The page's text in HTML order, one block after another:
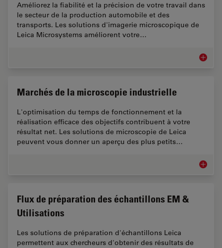
Améliorez la fiabilité et la précision de votre travail dans
le secteur de la production automobile et des
transports. Les solutions d'imagerie microscopique de
Leica Microsystems améliorent votre…
Marchés de la microscopie industrielle
L'optimisation du temps de fonctionnement et la
réalisation efficace des objectifs contribuent à votre
résultat net. Les solutions de microscopie de Leica
peuvent vous donner un aperçu des plus petits…
Flux de préparation des échantillons EM &
Utilisations
Les solutions de préparation d'échantillons Leica
permettent aux chercheurs d'obtenir des résultats de